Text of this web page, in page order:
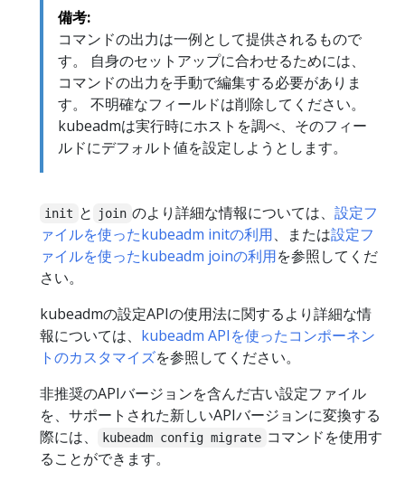
備考:
コマンドの出力は一例として提供されるもので
す。 自身のセットアップに合わせるためには、
コマンドの出力を手動で編集する必要がありま
す。 不明確なフィールドは削除してください。
kubeadmは実行時にホストを調べ、そのフィー
ルドにデフォルト値を設定しようとします。
init と join のより詳細な情報については、 設定フ
ァイルを使ったkubeadm initの利用、または設定フ
ァイルを使ったkubeadm joinの利用を参照してくだ
さい。
kubeadmの設定APIの使用法に関するより詳細な情
報については、 kubeadm APIを使ったコンポーネン
トのカスタマイズを参照してください。
非推奨のAPIバージョンを含んだ古い設定ファイル
を、サポートされた新しいAPIバージョンに変換する
際には、
kubeadm config migrate コマンドを使用す
ることができます。